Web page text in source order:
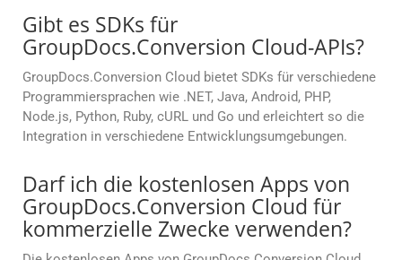
Gibt es SDKs für
GroupDocs.Conversion Cloud-APIs?
GroupDocs.Conversion Cloud bietet SDKs für verschiedene
Programmiersprachen wie .NET, Java, Android, PHP,
Node.js, Python, Ruby, cURL und Go und erleichtert so die
Integration in verschiedene Entwicklungsumgebungen.
Darf ich die kostenlosen Apps von
GroupDocs.Conversion Cloud für
kommerzielle Zwecke verwenden?